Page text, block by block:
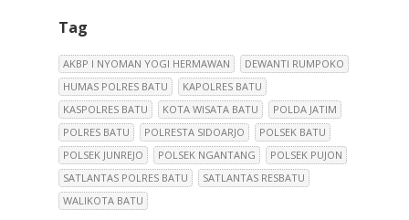
Tag
AKBP I NYOMAN YOGI HERMAWAN
DEWANTI RUMPOKO
HUMAS POLRES BATU
KAPOLRES BATU
KASPOLRES BATU
KOTA WISATA BATU
POLDA JATIM
POLRES BATU
POLRESTA SIDOARJO
POLSEK BATU
POLSEK JUNREJO
POLSEK NGANTANG
POLSEK PUJON
SATLANTAS POLRES BATU
SATLANTAS RESBATU
WALIKOTA BATU